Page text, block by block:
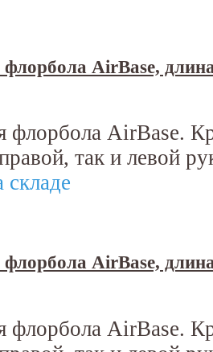
AirBase,
флорбола AirBase.
так и левой
складе
AirBase,
флорбола AirBase.